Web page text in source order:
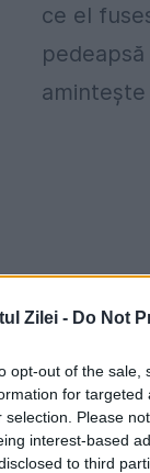
Zilei - Do Not
opt-out of the
for
selection. Please
interest-based
to third
ce el
amintește